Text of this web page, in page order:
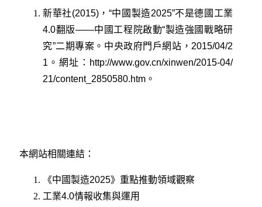
新華社(2015)， “中國製造2025”不是德國工業
4.0翻版——中國工程院啟動“製造強國戰略研
究”二期專案。中央政府門戶網站，2015/04/2
1。網址： http://www.gov.cn/xinwen/2015-04/
21/content_2850580.htm 。
本網站相關連結：
《中國製造2025》重點推動領域觀察
工業4.0情報收集與運用